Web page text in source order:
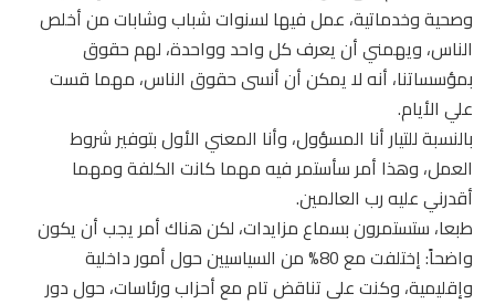
وصحية وخدماتية، عمل فيها لسنوات شباب وشابات من أخلص
الناس، ويهمني أن يعرف كل واحد وواحدة، لهم حقوق
بمؤسساتنا، أنه لا يمكن أن أنسى حقوق الناس، مهما قست
علي الأيام.
بالنسبة للتيار أنا المسؤول، وأنا المعني الأول بتوفير شروط
العمل، وهذا أمر سأستمر فيه مهما كانت الكلفة ومهما
أقدرني عليه رب العالمين.
طبعا، ستستمرون بسماع مزايدات، لكن هناك أمر يجب أن يكون
واضحاً: إختلفت مع 80% من السياسيين حول أمور داخلية
وإقليمية، وكنت على تناقض تام مع أحزاب ورئاسات، حول دور